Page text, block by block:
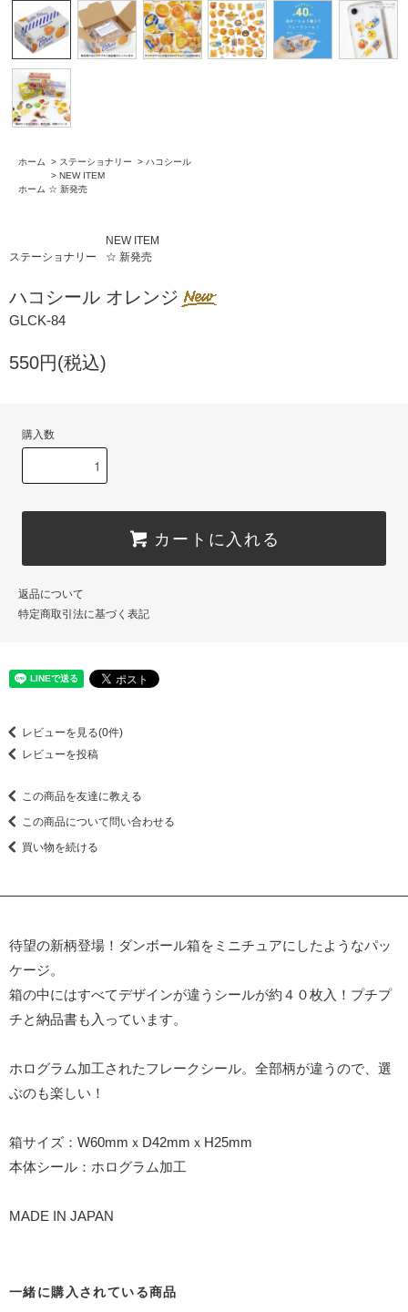
ホーム > ステーショナリー > ハコシール
ホーム
> NEW ITEM
☆ 新発売
ステーショナリー
NEW ITEM
☆ 新発売
ハコシール オレンジ
GLCK-84
550円(税込)
購入数
カートに入れる
返品について
特定商取引法に基づく表記
レビューを見る(0件)
レビューを投稿
この商品を友達に教える
この商品について問い合わせる
買い物を続ける
待望の新柄登場！ダンボール箱をミニチュアにしたようなパッ
ケージ。
箱の中にはすべてデザインが違うシールが約４０枚入！プチプ
チと納品書も入っています。
ホログラム加工されたフレークシール。全部柄が違うので、選
ぶのも楽しい！
箱サイズ：W60mmｘD42mmｘH25mm
本体シール：ホログラム加工
MADE IN JAPAN
一緒に購入されている商品